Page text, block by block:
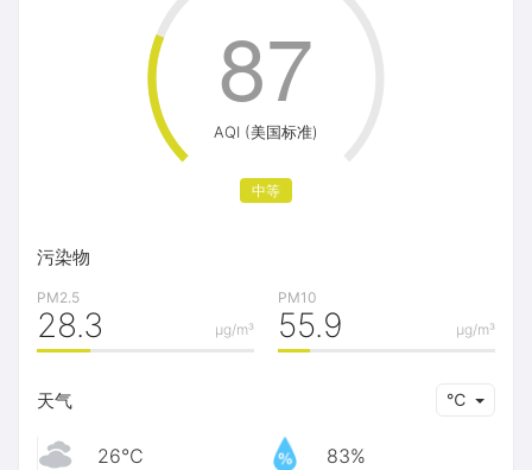
AQI (美国标准)
中等
87
污染物
PM2.5
μg/m³
28.3
PM10
μg/m³
55.9
天气 ℃
26℃ 83%